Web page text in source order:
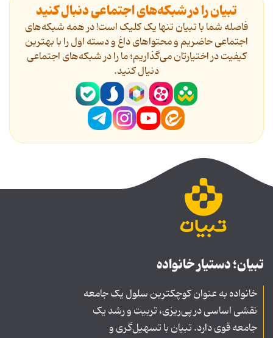
تبیان را در شبکه‌های اجتماعی دنبال کنید
فاصله شما با تبیان تنها یک کلیک است! در همه شبکه‌های
اجتماعی حاضریم و محتواهای داغ و دسته اول را با بهترین
کیفیت در اختیارتان می‌گذاریم؛ ما را در شبکه‌های اجتماعی
دنیال کنید.
تبیان؛ دستیار خانواده
خانواده به عنوان کوچکترین سلول یک جامعه
نقشی اساسی در پی‌ریزی، تربیت و رشد یک
جامعه قوی دارد. تبیان با تسهیل‌گری و